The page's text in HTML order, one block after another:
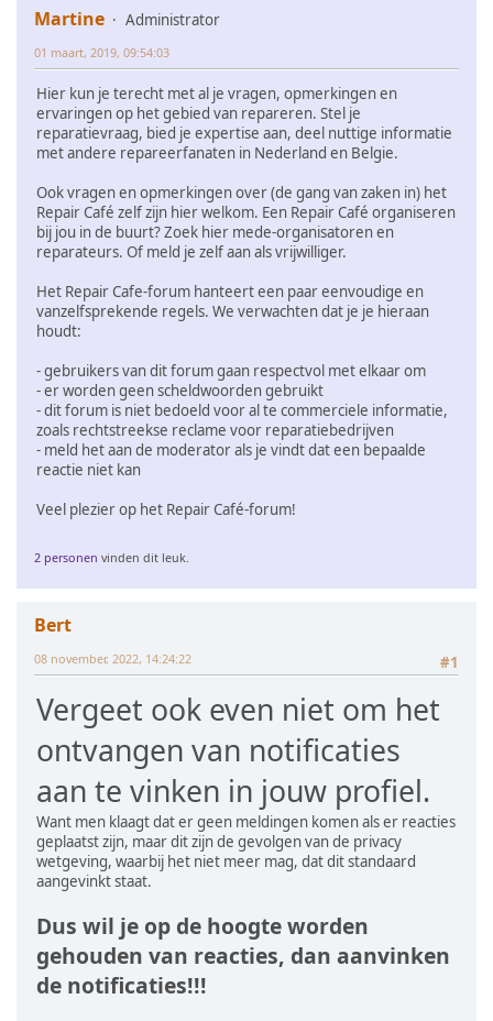
Martine Administrator
01 maart, 2019, 09:54:03
Hier kun je terecht met al je vragen, opmerkingen en
ervaringen op het gebied van repareren. Stel je
reparatievraag, bied je expertise aan, deel nuttige informatie
met andere repareerfanaten in Nederland en Belgie.
Ook vragen en opmerkingen over (de gang van zaken in) het
Repair Café zelf zijn hier welkom. Een Repair Café organiseren
bij jou in de buurt? Zoek hier mede-organisatoren en
reparateurs. Of meld je zelf aan als vrijwilliger.
Het Repair Cafe-forum hanteert een paar eenvoudige en
vanzelfsprekende regels. We verwachten dat je je hieraan
houdt:
- gebruikers van dit forum gaan respectvol met elkaar om
- er worden geen scheldwoorden gebruikt
- dit forum is niet bedoeld voor al te commerciele informatie,
zoals rechtstreekse reclame voor reparatiebedrijven
- meld het aan de moderator als je vindt dat een bepaalde
reactie niet kan
Veel plezier op het Repair Café-forum!
2 personen vinden dit leuk.
Bert
#1
08 november, 2022, 14:24:22
Vergeet ook even niet om het
ontvangen van notificaties
aan te vinken in jouw profiel.
Want men klaagt dat er geen meldingen komen als er reacties
geplaatst zijn, maar dit zijn de gevolgen van de privacy
wetgeving, waarbij het niet meer mag, dat dit standaard
aangevinkt staat.
Dus wil je op de hoogte worden
gehouden van reacties, dan aanvinken
de notificaties!!!